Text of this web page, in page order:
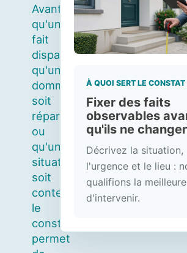
Avant
qu'un
fait
disparaisse,
qu'un
dommage
soit
réparé
ou
qu'une
situation
soit
contestée,
le
constat
permet
À QUOI SERT LE CONSTAT
Fixer des faits
observables
qu'ils ne
Décrivez la situation,
l'urgence et le lieu :
qualifions la
d'intervenir.